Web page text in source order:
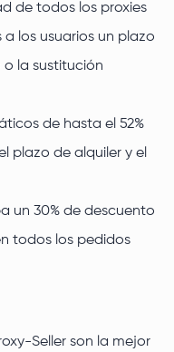
de todos los proxies
los usuarios un plazo
o la sustitución
de hasta el 52%
plazo de alquiler y el
un 30% de descuento
todos los pedidos
Seller son la mejor